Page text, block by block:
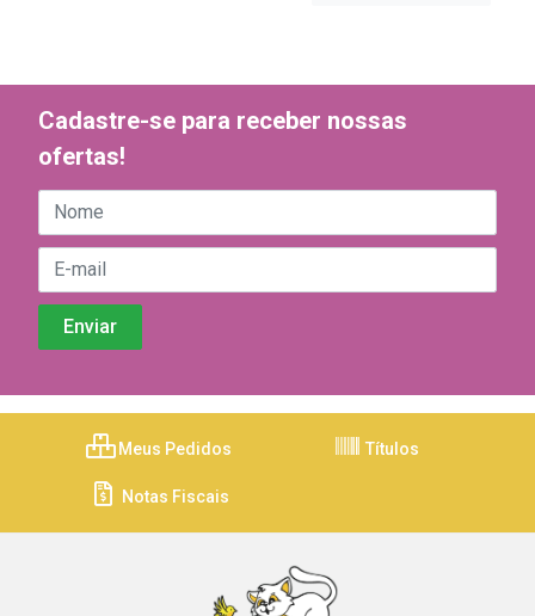
Cadastre-se para receber nossas
ofertas!
Meus Pedidos Títulos
Notas Fiscais